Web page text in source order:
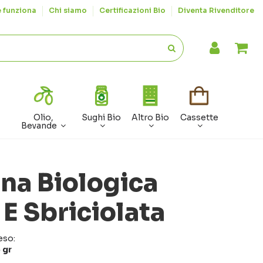
funziona Chi siamo Certificazioni Bio Diventa Rivenditore
Olio,
Bevande
Sughi Bio Altro Bio Cassette
Biologica
Sbriciolata
gr